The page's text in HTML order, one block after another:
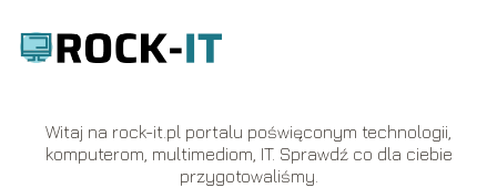
Witaj na rock-it.pl portalu poświęconym technologii,
komputerom, multimediom, IT. Sprawdź co dla ciebie
przygotowaliśmy.